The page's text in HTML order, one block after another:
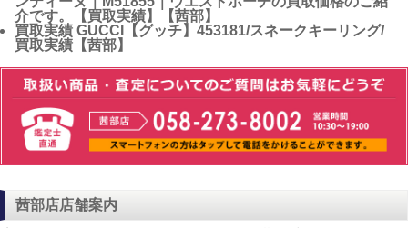
最後に
いかがだったでしょうか。
自分の誕生石を知る事でジュエリーを買う時のポイントとして
考えて頂けたらと思います。当店にも今回ご紹介させて頂いた
宝石がございますので時間のある時是非ご来店下さいませ。
☟電話でのお問い合わせはこちら☟
かんてい局茜部店：058-273-8002まで
関連記事一覧